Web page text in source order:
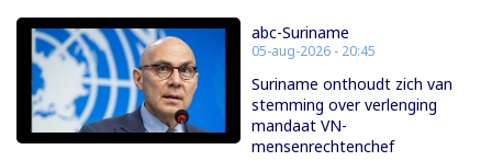
abc-Suriname
05-aug-2026 - 20:45
Suriname onthoudt zich van
stemming over verlenging
mandaat VN-
mensenrechtenchef